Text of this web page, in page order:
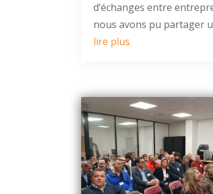
d’échanges entre
nous avons pu partager
lire plus